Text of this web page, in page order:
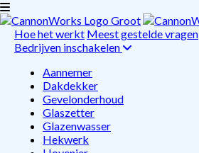
Hoe het werkt Meest gestelde vragen
Bedrijven inschakelen
Aannemer
Dakdekker
Gevelonderhoud
Glaszetter
Glazenwasser
Hekwerk